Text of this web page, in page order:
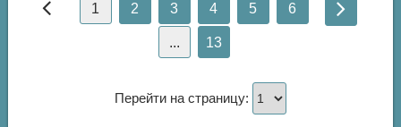
1 2 3 4 5 6
... 13
Перейти на страницу: